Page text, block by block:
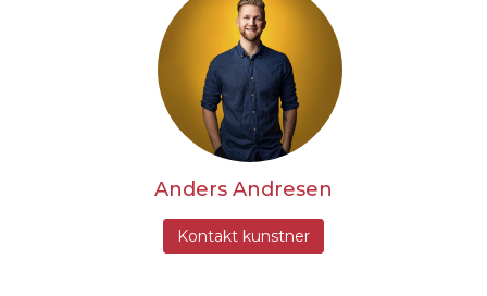
Anders Andresen
Kontakt kunstner